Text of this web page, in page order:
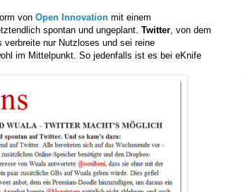
von Open Innovation mit einem
spontan und ungeplant. Twitter, von dem
verbreite nur Nutzloses und sei reine
im Mittelpunkt. So jedenfalls ist es bei eKnife